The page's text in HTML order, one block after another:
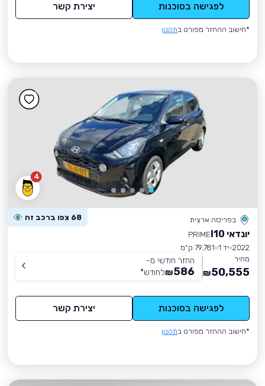
לפגישה בסוכנות יצירת קשר
*חישוב ההחזר מפורט בתקנון
4
בפריסה ארצית 68 צפו ברכב זה
יונדאי I10
PRIME
2022 יד 1
79,781 ק״מ
מחיר
50,555
₪
החזר חודשי מ-
586
₪לחודש*
לפגישה בסוכנות יצירת קשר
*חישוב ההחזר מפורט בתקנון